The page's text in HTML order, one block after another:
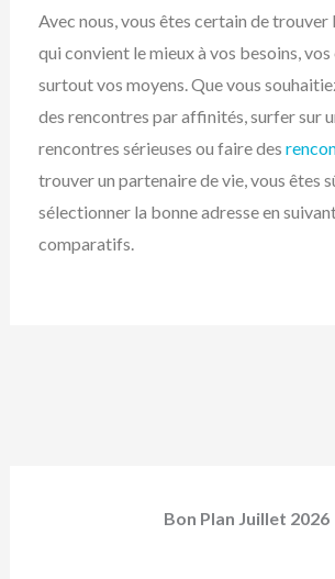
Avec nous, vous êtes certain de
qui convient le mieux à vos besoins, vos
surtout vos moyens. Que vous
des rencontres par affinités, surfer sur
rencontres sérieuses ou faire des
trouver un partenaire de vie, vous êtes
sélectionner la bonne adresse en
comparatifs.
Bon Plan Juillet 2026